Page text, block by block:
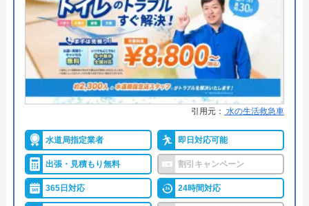
神奈川県横浜市中区弥生町2-17ストー
クタワー大通り公園Ⅰ-2F
対応エリア 全国(一部都道府県を除く)
トイレ専門修理屋さんのクチコミ
3.5（13件のクチコミ）
※クチコミの内容について
●累計実績 ―
●保証・保険 PL保険加入
詳細は公式HPでご確認ください
街角水道工事相談所がおすすめの理由
街角水道工事相談所は全国に対応しているトイレ修
理業者です。給水装置工事主任技術者の資格を保有
したスタッフが最短30分で駆けつけてくれ、しっか
りと修理を行なってくれます。
引用元： 水の生活救急車
水道局指定業者 即日対応可能
出張・見積もり無料 割引キャンペーン
365日対応 24時間対応